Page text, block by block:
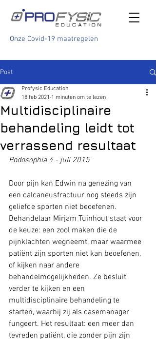
Onze Covid-19 maatregelen
Post
Multidisciplinaire
behandeling leidt tot
verrassend resultaat
Profysic Education
18 feb 2021 1 minuten om te lezen
Podosophia 4 - juli 2015
Door pijn kan Edwin na genezing van
een calcaneusfractuur nog steeds zijn
geliefde sporten niet beoefenen.
Behandelaar Mirjam Tuinhout staat voor
de keuze: een zool maken die de
pijnklachten wegneemt, maar waarmee
patiënt zijn sporten niet kan beoefenen,
of kijken naar andere
behandelmogelijkheden. Ze besluit
verder te kijken en een
multidisciplinaire behandeling te
starten, waarbij zij als casemanager
fungeert. Het resultaat: een meer dan
tevreden patiënt, die zonder pijn zijn